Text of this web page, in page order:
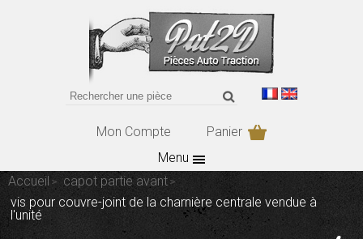
Mon Compte
Panier
Menu
Accueil
capot partie avant
vis pour couvre-joint de la charnière centrale vendue à
l'unité